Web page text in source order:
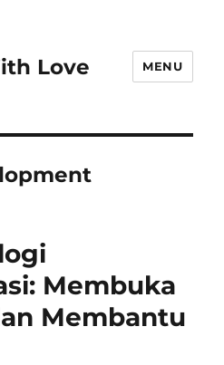
Love MENU
Membuka
Membantu